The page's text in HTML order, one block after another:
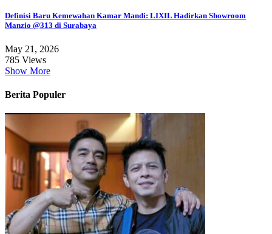
Definisi Baru Kemewahan Kamar Mandi: LIXIL Hadirkan Showroom
Manzio @313 di Surabaya
May 21, 2026
785 Views
Show More
Berita Populer